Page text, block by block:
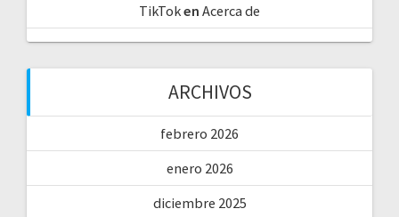
TikToken Acerca de
ARCHIVOS
febrero 2026
enero 2026
diciembre 2025